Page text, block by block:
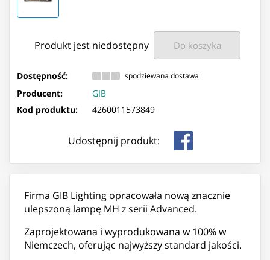
Produkt jest niedostępny Do koszyka
Dostępność: spodziewana dostawa
Producent:
GIB
Kod produktu:
4260011573849
Udostępnij produkt:
Firma GIB Lighting opracowała nową znacznie
ulepszoną lampę MH z serii Advanced.
Zaprojektowana i wyprodukowana w 100% w
Niemczech, oferując najwyższy standard jakości.